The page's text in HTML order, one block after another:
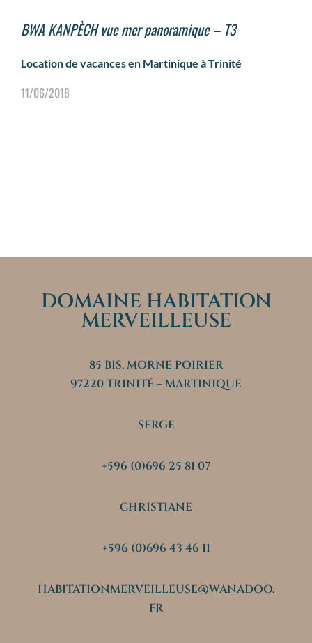
BWA KANPÈCH vue mer panoramique – T3
Location de vacances en Martinique à Trinité
11/06/2018
DOMAINE HABITATION
MERVEILLEUSE
85 BIS, MORNE POIRIER
97220 TRINITÉ – MARTINIQUE
SERGE
+596 (0)696 25 81 07
CHRISTIANE
+596 (0)696 43 46 11
HABITATIONMERVEILLEUSE@WANADOO.
FR